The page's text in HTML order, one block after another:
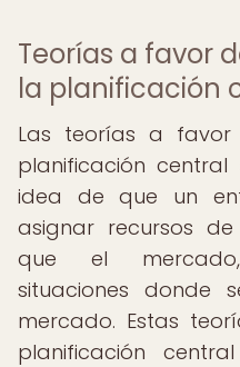
Teorías a favor
la planificación
Las teorías a
planificación
idea de que un
asignar recursos
que el
situaciones donde
mercado. Estas
planificación